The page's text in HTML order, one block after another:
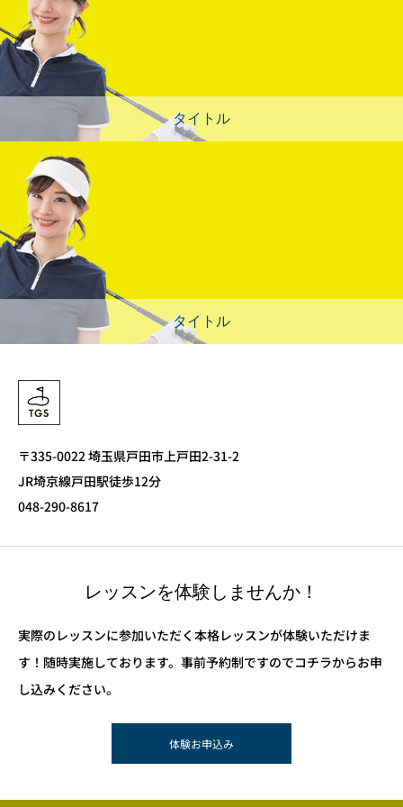
タイトル
タイトル
〒335-0022 埼玉県戸田市上戸田2-31-2
JR埼京線戸田駅徒歩12分
048-290-8617
レッスンを体験しませんか！
実際のレッスンに参加いただく本格レッスンが体験いただけま
す！随時実施しております。事前予約制ですのでコチラからお申
し込みください。
体験お申込み